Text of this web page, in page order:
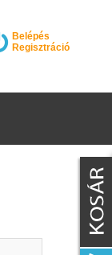
Belépés
Regisztráció